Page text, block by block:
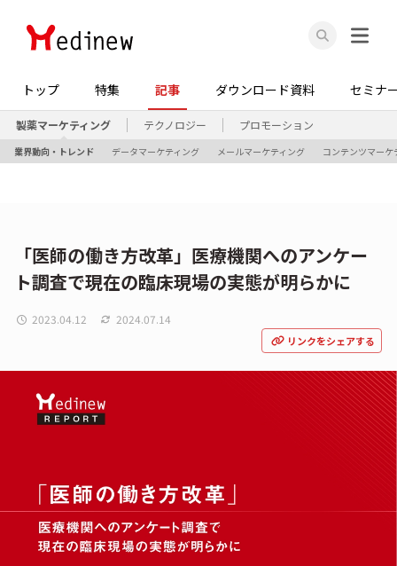
トップ 特集 記事 ダウンロード資料 セミナ
製薬マーケティング テクノロジー プロモーション
業界動向・トレンド データマーケティング メールマーケティング コンテンツマーケ
「医師の働き方改革」医療機関へのアンケー
ト調査で現在の臨床現場の実態が明らかに
2023.04.12 2024.07.14
リンクをシェアする